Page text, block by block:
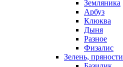
Земляника
Арбуз
Клюква
Дыня
Разное
Физалис
Зелень, пряности